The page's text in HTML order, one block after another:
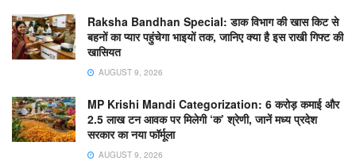
Raksha Bandhan Special: डाक विभाग की खास किट से
बहनों का प्यार पहुंचेगा भाइयों तक, जानिए क्या है इस राखी गिफ्ट की
खासियत
AUGUST 9, 2026
MP Krishi Mandi Categorization: 6 करोड़ कमाई और
2.5 लाख टन आवक पर मिलेगी ‘क’ श्रेणी, जानें मध्य प्रदेश
सरकार का नया फॉर्मूला
AUGUST 9, 2026